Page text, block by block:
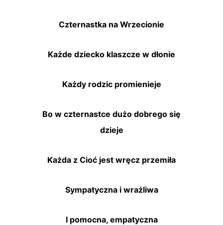
Czternastka na Wrzecionie
Każde dziecko klaszcze w dłonie
Każdy rodzic promienieje
Bo w czternastce dużo dobrego się
dzieje
Każda z Cioć jest wręcz przemiła
Sympatyczna i wrażliwa
I pomocna, empatyczna